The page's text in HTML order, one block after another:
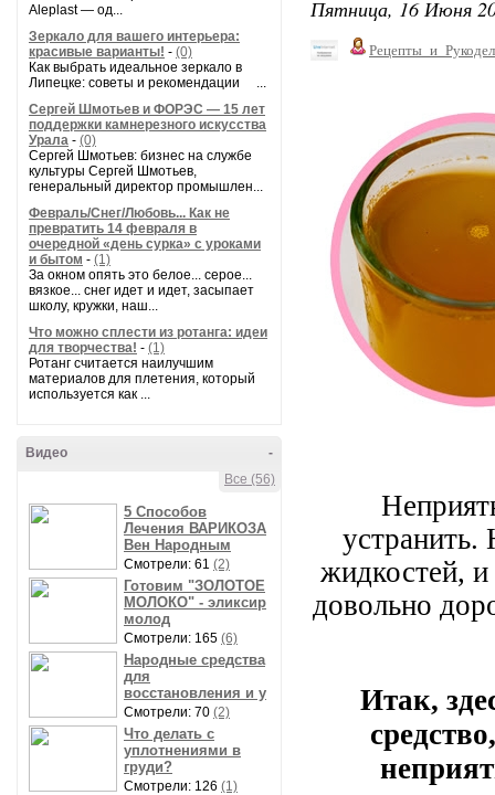
Aleplast — од...
Зеркало для вашего интерьера:
красивые варианты! - (0)
Как выбрать идеальное зеркало в
Липецке: советы и рекомендации ...
Сергей Шмотьев и ФОРЭС — 15 лет
поддержки камнерезного искусства
Урала - (0)
Сергей Шмотьев: бизнес на службе
культуры Сергей Шмотьев,
генеральный директор промышлен...
Февраль/Снег/Любовь... Как не
превратить 14 февраля в
очередной «день сурка» с уроками
и бытом - (1)
За окном опять это белое... серое...
вязкое... снег идет и идет, засыпает
школу, кружки, наш...
Что можно сплести из ротанга: идеи
для творчества! - (1)
Ротанг считается наилучшим
материалов для плетения, который
используется как ...
-
Видео
Все (56)
5 Способов
Лечения ВАРИКОЗА
Вен Народным
Смотрели: 61 (2)
Готовим "ЗОЛОТОЕ
МОЛОКО" - эликсир
молод
Смотрели: 165 (6)
Народные средства
для
восстановления и у
Смотрели: 70 (2)
Что делать с
уплотнениями в
груди?
Смотрели: 126 (1)
Пятница, 16 Июня
устранить.
жидкостей,
довольно
Итак,